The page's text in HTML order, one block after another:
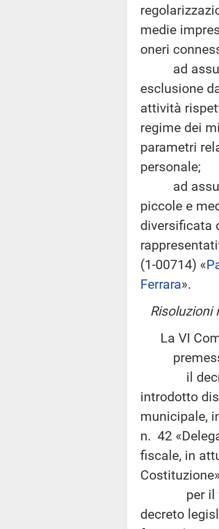
medie
oneri
ad
esclusione
attività
regime dei
parametri
personale;
ad
piccole e
diversificata
(1-00714) «
Ferrara».
Risoluzioni
La VI
il decreto
introdotto
municipale,
n. 42
fiscale, in
per il
decreto